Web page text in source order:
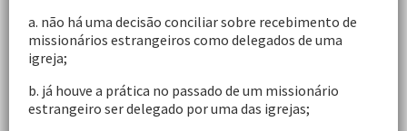
a. não há uma decisão conciliar sobre recebimento de
missionários estrangeiros como delegados de uma
igreja;
b. já houve a prática no passado de um missionário
estrangeiro ser delegado por uma das igrejas;